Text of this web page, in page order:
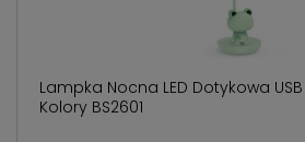
Lampka Nocna LED Dotykowa
Kolory BS2601